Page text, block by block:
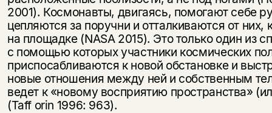
2001). Космонавты, двигаясь, помогают себе
цепляются за поручни и отталкиваются от них,
на площадке (NASA 2015). Это только один из
с помощью которых участники космических
приспосабливаются к новой обстановке и
новые отношения между ней и собственным
ведет к «новому восприятию пространства»
(Taff orin 1996: 963).